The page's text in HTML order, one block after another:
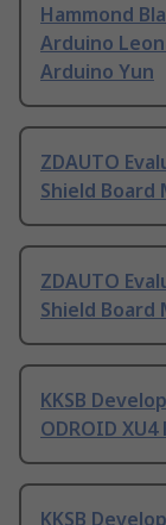
Hammond
Arduino
Arduino Yun
ZDAUTO
Shield Board
ZDAUTO
Shield Board
KKSB
ODROID
KKSB